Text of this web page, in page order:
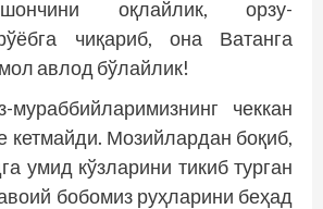
оқлайлик, орзу-
чиқариб, она Ватанга
авлод бўлайлик!
мураббийларимизнинг чеккан
кетмайди. Мозийлардан боқиб,
умид кўзларини тикиб турган
бобомиз руҳларини беҳад